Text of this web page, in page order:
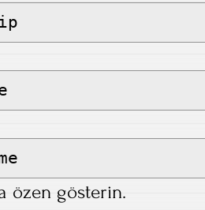
özen gösterin.